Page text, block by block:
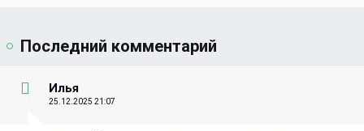
Последний комментарий
Илья
25.12.2025 21:07